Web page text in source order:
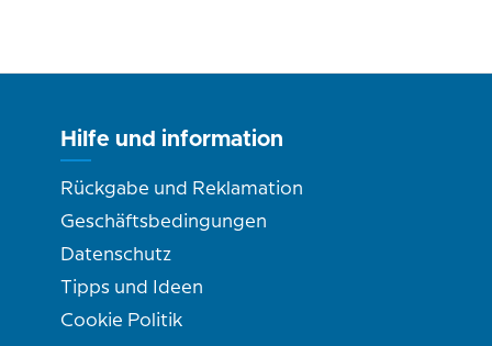
Hilfe und information
Rückgabe und Reklamation
Geschäftsbedingungen
Datenschutz
Tipps und Ideen
Cookie Politik